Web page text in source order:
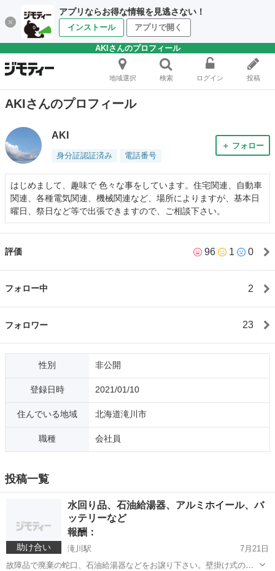
アプリならお得な情報を見逃さない！
インストール アプリで開く
AKIさんのプロフィール
地域選択 検索 ログイン 投稿
AKIさんのプロフィール
AKI
身分証認証済み 電話番号
＋ フォロー
はじめまして、趣味で 色々な事をしています。住宅関連、自動車
関連、各種電気関連、機械関連など、場所によりますが、基本日
曜日、祭日など等で出張できますので、ご相談下さい。
評価 96 1 0
フォロー中 2
フォロワー 23
性別 非公開
登録日時 2021/01/10
住んでいる地域 北海道滝川市
職種 会社員
投稿一覧
助け合い
水回り品、石油給湯器、アルミホイール、バ
ッテリーなど
報酬：
滝川駅
7月21日
故障品で廃棄の蛇口、石油給湯器などをお譲り下さい。壁掛け式の場